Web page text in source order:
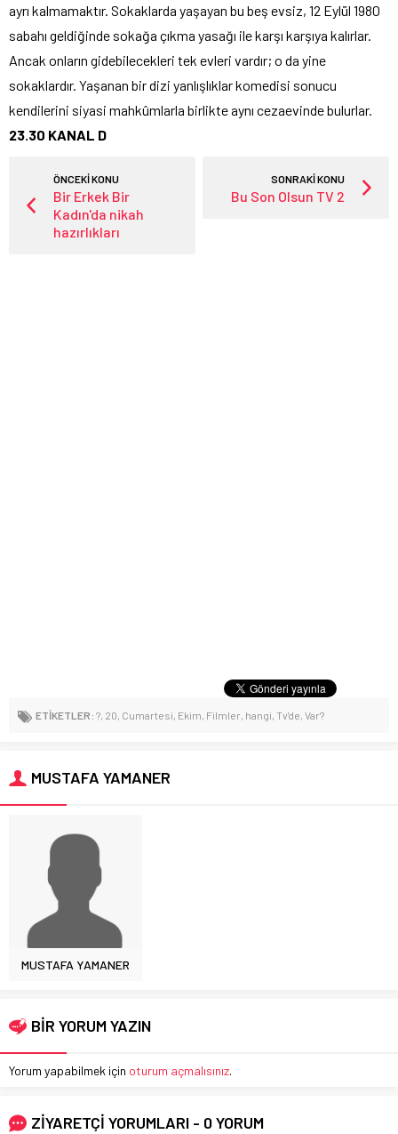
ayrı kalmamaktır. Sokaklarda yaşayan bu beş evsiz, 12 Eylül 1980
sabahı geldiğinde sokağa çıkma yasağı ile karşı karşıya kalırlar.
Ancak onların gidebilecekleri tek evleri vardır; o da yine
sokaklardır. Yaşanan bir dizi yanlışlıklar komedisi sonucu
kendilerini siyasi mahkûmlarla birlikte aynı cezaevinde bulurlar.
23.30 KANAL D
ÖNCEKİ KONU
Bir Erkek Bir
Kadın'da nikah
hazırlıkları
SONRAKİ KONU
Bu Son Olsun TV 2
ETİKETLER: ?, 20, Cumartesi, Ekim, Filmler, hangi, Tv'de, Var?
MUSTAFA YAMANER
MUSTAFA YAMANER
BİR YORUM YAZIN
Yorum yapabilmek için oturum açmalısınız.
ZİYARETÇİ YORUMLARI - 0 YORUM